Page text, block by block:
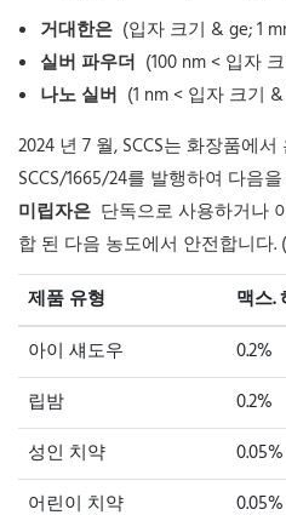
거대한은 (입자 크기 & ge; 1
실버 파우더 (100 nm < 입자
나노 실버 (1 nm < 입자 크기
2024 년 7 월, SCCS는 화장품에
SCCS/1665/24를 발행하여 다음
미립자은 단독으로 사용하거나
합 된 다음 농도에서 안전합니다.
제품 유형
맥스.
아이 섀도우
0.2%
립밤
0.2%
성인 치약
0.05%
어린이 치약
0.05%